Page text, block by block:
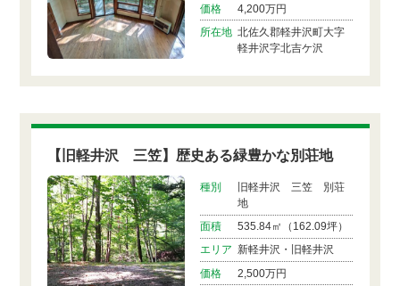
価格
4,200万円
所在地 北佐久郡軽井沢町大字
軽井沢字北吉ケ沢
【旧軽井沢 三笠】歴史ある緑豊かな別荘地
種別
旧軽井沢 三笠 別荘
地
面積
535.84㎡（162.09坪）
エリア 新軽井沢・旧軽井沢
価格
2,500万円